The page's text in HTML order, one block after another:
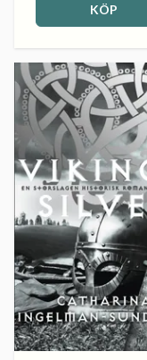
KÖP